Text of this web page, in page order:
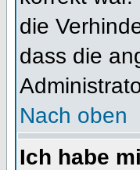
die
dass die
Nach oben
Ich habe